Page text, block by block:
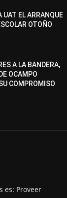
UAT EL ARRANQUE
OTOÑO
A LA BANDERA,
OCAMPO
COMPROMISO
es: Proveer